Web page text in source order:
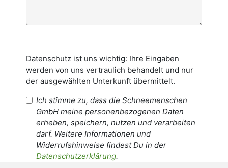
Datenschutz ist uns wichtig: Ihre Eingaben
werden von uns vertraulich behandelt und nur
der ausgewählten Unterkunft übermittelt.
Ich stimme zu, dass die Schneemenschen
GmbH meine personenbezogenen Daten
erheben, speichern, nutzen und verarbeiten
darf. Weitere Informationen und
Widerrufshinweise findest Du in der
Datenschutzerklärung.